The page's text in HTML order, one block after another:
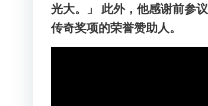
光大。」 此外，他感谢前参
传奇奖项的荣誉赞助人。